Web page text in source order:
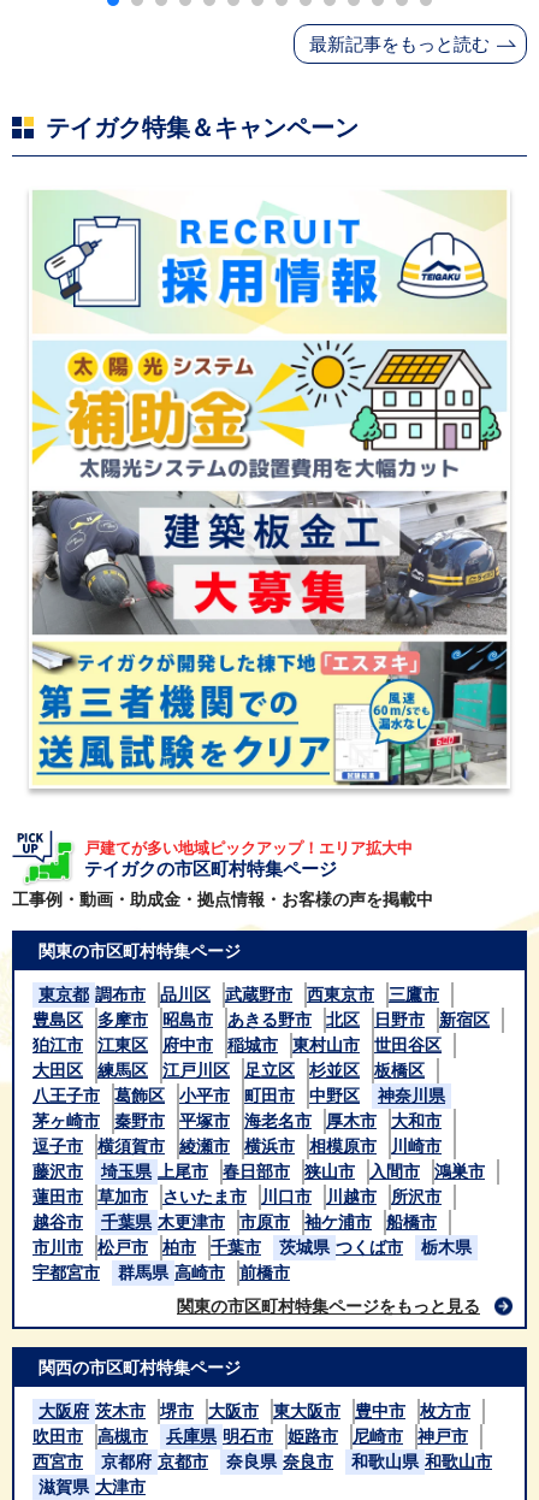
ーフィングの値上げ
と材料入手困難・出最新記事をもっと読む
テイガク特集＆キャンペーン
戸建てが多い地域ピックアップ！エリア拡大中
テイガクの市区町村特集ページ
工事例・動画・助成金・拠点情報・お客様の声を掲載中
関東の市区町村特集ページ
東京都 調布市 品川区 武蔵野市 西東京市
三鷹市
豊島区
多摩市 昭島市 あきる野市 北区 日野市
新宿区
狛江市
江東区 府中市 稲城市 東村山市
世田谷区
大田区
練馬区 江戸川区 足立区 杉並区
板橋区
八王子市
葛飾区 小平市 町田市 中野区
神奈川県
茅ヶ崎市
秦野市 平塚市 海老名市 厚木市
大和市
逗子市
横須賀市 綾瀬市 横浜市 相模原市
川崎市
藤沢市
埼玉県 上尾市 春日部市 狭山市 入間市
鴻巣市
蓮田市
草加市 さいたま市 川口市 川越市
所沢市
越谷市
千葉県 木更津市 市原市 袖ケ浦市
船橋市
市川市
松戸市 柏市 千葉市 茨城県 つくば市
栃木県
宇都宮市
群馬県 高崎市
前橋市
関東の市区町村特集ページをもっと見る
関西の市区町村特集ページ
大阪府 茨木市 堺市 大阪市 東大阪市 豊中市
枚方市
吹田市
高槻市 兵庫県 明石市 姫路市 尼崎市
神戸市
西宮市
京都府 京都市 奈良県 奈良市 和歌山県 和歌山市
滋賀県 大津市